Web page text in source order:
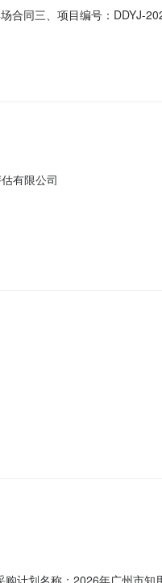
同三、项目编号：DDYJ-
名称：资产评估服务规格
有限公司
计划名称：2026年广州市